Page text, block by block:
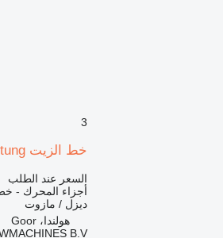
3
خط الزيت Liebherr L544-9880133-Overflow- /Leckoelleitung لـ جرافة ذات عجلات
السعر عند الطلب
أجزاء المحرك -
ديزل / مازوت
هولندا، Goor
B.V.